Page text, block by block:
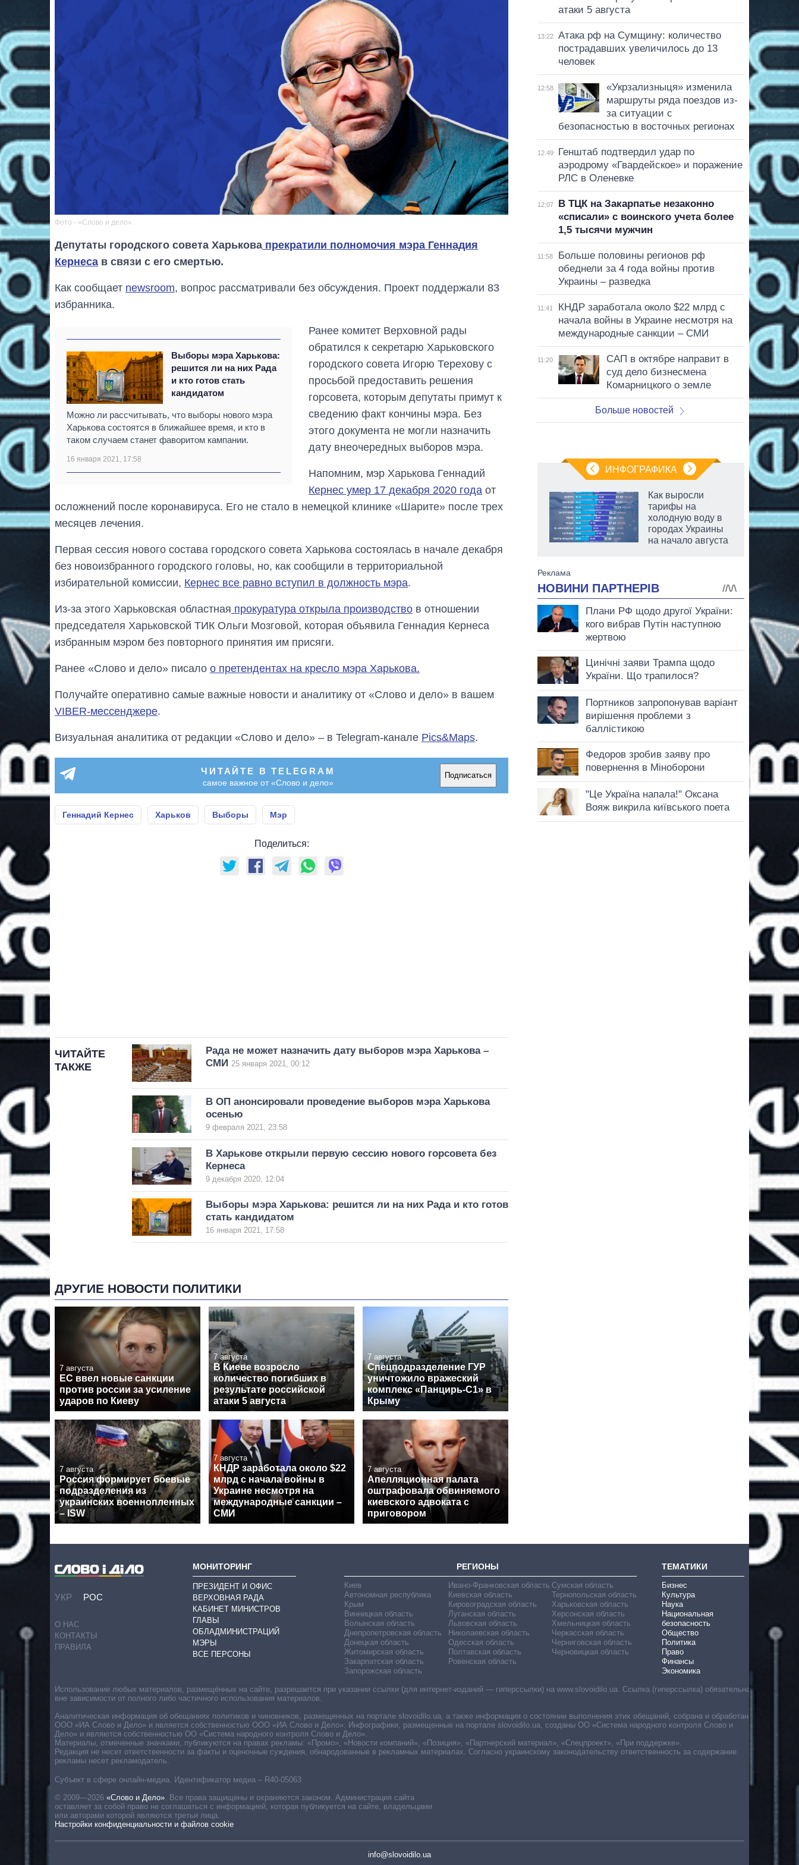
Фото - «Слово и дело».
Депутаты городского совета Харькова прекратили полномочия мэра Геннадия
Кернеса в связи с его смертью.
Как сообщает newsroom, вопрос рассматривали без обсуждения. Проект поддержали 83
избранника.
Выборы мэра Харькова:
решится ли на них Рада
и кто готов стать
кандидатом
Можно ли рассчитывать, что выборы нового мэра
Харькова состоятся в ближайшее время, и кто в
таком случаем станет фаворитом кампании.
16 января 2021, 17:58
Ранее комитет Верховной рады
обратился к секретарю Харьковского
городского совета Игорю Терехову с
просьбой предоставить решения
горсовета, которым депутаты примут к
сведению факт кончины мэра. Без
этого документа не могли назначить
дату внеочередных выборов мэра.
Напомним, мэр Харькова Геннадий
Кернес умер 17 декабря 2020 года от
осложнений после коронавируса. Его не стало в немецкой клинике «Шарите» после трех
месяцев лечения.
Первая сессия нового состава городского совета Харькова состоялась в начале декабря
без новоизбранного городского головы, но, как сообщили в территориальной
избирательной комиссии, Кернес все равно вступил в должность мэра.
Из-за этого Харьковская областная прокуратура открыла производство в отношении
председателя Харьковской ТИК Ольги Мозговой, которая объявила Геннадия Кернеса
избранным мэром без повторного принятия им присяги.
Ранее «Слово и дело» писало о претендентах на кресло мэра Харькова.
Получайте оперативно самые важные новости и аналитику от «Слово и дело» в вашем
VIBER-мессенджере.
Визуальная аналитика от редакции «Слово и дело» – в Telegram-канале Pics&Maps.
ЧИТАЙТЕ В TELEGRAM
самое важное от «Слово и дело»
Подписаться
Геннадий Кернес Харьков Выборы Мэр
Поделиться:
ЧИТАЙТЕ
ТАКЖЕ
Рада не может назначить дату выборов мэра Харькова –
СМИ 25 января 2021, 00:12
В ОП анонсировали проведение выборов мэра Харькова
осенью
9 февраля 2021, 23:58
В Харькове открыли первую сессию нового горсовета без
Кернеса
9 декабря 2020, 12:04
Выборы мэра Харькова: решится ли на них Рада и кто готов
стать кандидатом
16 января 2021, 17:58
ДРУГИЕ НОВОСТИ ПОЛИТИКИ
7 августа
ЕС ввел новые санкции
против россии за усиление
ударов по Киеву
7 августа
В Киеве возросло
количество погибших в
результате российской
атаки 5 августа
7 августа
Спецподразделение ГУР
уничтожило вражеский
комплекс «Панцирь-С1» в
Крыму
7 августа
Россия формирует боевые
подразделения из
украинских военнопленных
– ISW
7 августа
КНДР заработала около $22
млрд с начала войны в
Украине несмотря на
международные санкции –
СМИ
7 августа
Апелляционная палата
оштрафовала обвиняемого
киевского адвоката с
приговором
атаки 5 августа
13:22
Атака рф на Сумщину: количество
пострадавших увеличилось до 13
человек
12:58
«Укрзализныця» изменила
маршруты ряда поездов из-
за ситуации с
безопасностью в восточных регионах
12:49
Генштаб подтвердил удар по
аэродрому «Гвардейское» и поражение
РЛС в Оленевке
12:07
В ТЦК на Закарпатье незаконно
«списали» с воинского учета более
1,5 тысячи мужчин
11:58
Больше половины регионов рф
обеднели за 4 года войны против
Украины – разведка
11:41
КНДР заработала около $22 млрд с
начала войны в Украине несмотря на
международные санкции – СМИ
11:20
САП в октябре направит в
суд дело бизнесмена
Комарницкого о земле
Больше новостей
ИНФОГРАФИКА
Как за 10 лет
изменилось
магистратуру и
аспирантуру
Как выросли
тарифы на
холодную воду в
городах Украины
на начало августа
УКР РОС
О НАС
КОНТАКТЫ
ПРАВИЛА
МОНИТОРИНГ
ПРЕЗИДЕНТ И ОФИС
ВЕРХОВНАЯ РАДА
КАБИНЕТ МИНИСТРОВ
ГЛАВЫ
ОБЛАДМИНИСТРАЦИЙ
МЭРЫ
ВСЕ ПЕРСОНЫ
РЕГИОНЫ
Киев
Автономная республика
Крым
Винницкая область
Волынская область
Днепропетровская область
Донецкая область
Житомирская область
Закарпатская область
Запорожская область
Ивано-Франковская область
Киевская область
Кировоградская область
Луганская область
Львовская область
Николаевская область
Одесская область
Полтавская область
Ровенская область
Сумская область
Тернопольская область
Харьковская область
Херсонская область
Хмельницкая область
Черкасская область
Черниговская область
Черновицкая область
ТЕМАТИКИ
Бизнес
Культура
Наука
Национальная
безопасность
Общество
Политика
Право
Финансы
Экономика
Субъект в сфере онлайн-медиа. Идентификатор медиа – R40-05063
© 2009—2026 «Слово и Дело». Все права защищены и охраняются законом. Администрация сайта
оставляет за собой право не соглашаться с информацией, которая публикуется на сайте, владельцами
или авторами которой являются третьи лица.
Настройки конфиденциальности и файлов cookie
info@slovoidilo.ua
Использование любых материалов, размещённых на сайте, разрешается при указании ссылки (для интернет-изданий — гиперссылки) на www.slovoidilo.ua. Ссылка (гиперссылка) обязательна
вне зависимости от полного либо частичного использования материалов.
Аналитическая информация об обещаниях политиков и чиновников, размещенных на портале slovoidilo.ua, а также информация о состоянии выполнения этих обещаний, собрана и обработана
ООО «ИА Слово и Дело» и является собственностью ООО «ИА Слово и Дело». Инфографики, размещенные на портале slovoidilo.ua, созданы ОО «Система народного контроля Слово и
Дело» и являются собственностью ОО «Система народного контроля Слово и Дело».
Материалы, отмеченные значками, публикуются на правах рекламы: «Промо», «Новости компаний», «Позиция», «Партнерский материал», «Спецпроект», «При поддержке».
Редакция не несет ответственности за факты и оценочные суждения, обнародованные в рекламных материалах. Согласно украинскому законодательству ответственность за содержание
рекламы несет рекламодатель.